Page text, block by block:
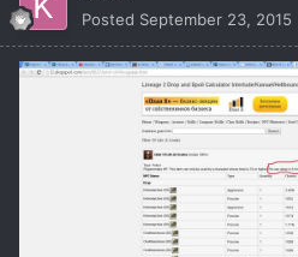
Posted September 23, 2015